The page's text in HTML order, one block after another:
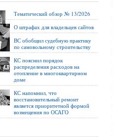
Тематический обзор № 13/2026
О штрафах для владельцев сайтов
ВС обобщил судебную практику
по самовольному строительству
КС пояснил порядок
распределения расходов на
отопление в многоквартирном
доме
КС напомнил, что
восстановительный ремонт
является приоритетной формой
возмещения по ОСАГО